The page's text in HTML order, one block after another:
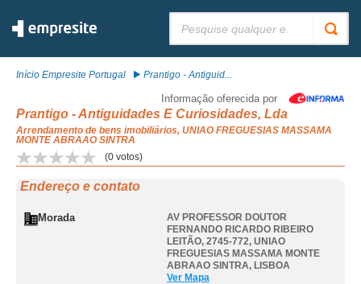
Início Empresite Portugal Prantigo - Antiguid...
Informação oferecida por
Prantigo - Antiguidades E Curiosidades, Lda
Arrendamento de bens imobiliários, UNIAO FREGUESIAS MASSAMA
MONTE ABRAAO SINTRA
(0 votos)
Endereço e contato
Morada
AV PROFESSOR DOUTOR
FERNANDO RICARDO RIBEIRO
LEITÃO, 2745-772, UNIAO
FREGUESIAS MASSAMA MONTE
ABRAAO SINTRA, LISBOA
Ver Mapa